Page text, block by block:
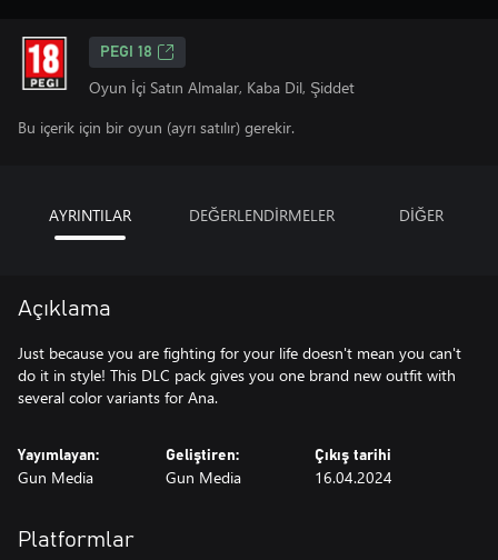
PEGI 18
Oyun İçi Satın Almalar, Kaba Dil, Şiddet
Bu içerik için bir oyun (ayrı satılır) gerekir.
AYRINTILAR DEĞERLENDİRMELER DİĞER
Açıklama
Just because you are fighting for your life doesn't mean you can't
do it in style! This DLC pack gives you one brand new outfit with
several color variants for Ana.
Yayımlayan:
Gun Media
Geliştiren:
Gun Media
Çıkış tarihi
16.04.2024
Platformlar